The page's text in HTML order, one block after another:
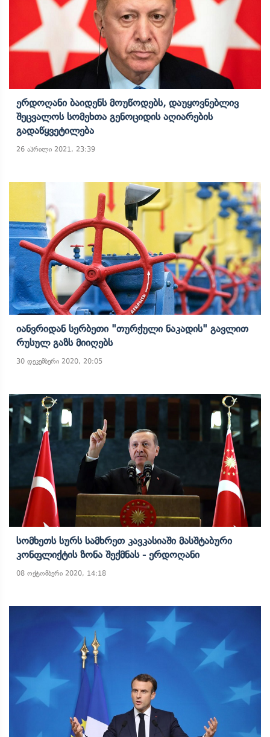
Ერდოღანი Ბაიდენს Მოუწოდებს, Დაუყოვნებლივ
Შეცვალოს Სომეხთა Გენოციდის Აღიარების
Გადაწყვეტილება
26 აპრილი 2021, 23:39
Იანვრიდან Სერბეთი "თურქული Ნაკადის" Გავლით
Რუსულ Გაზს Მიიღებს
30 დეკემბერი 2020, 20:05
Სომხეთს Სურს Სამხრეთ Კავკასიაში Მასშტაბური
Კონფლიქტის Ზონა Შექმნას - Ერდოღანი
08 ოქტომბერი 2020, 14:18